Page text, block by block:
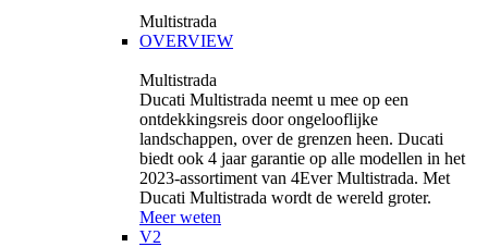
Multistrada
OVERVIEW
Multistrada
Ducati Multistrada neemt u mee op een
ontdekkingsreis door ongelooflijke
landschappen, over de grenzen heen. Ducati
biedt ook 4 jaar garantie op alle modellen in het
2023-assortiment van 4Ever Multistrada. Met
Ducati Multistrada wordt de wereld groter.
Meer weten
V2